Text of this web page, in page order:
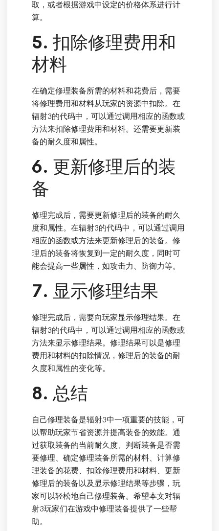
取，或者根据游戏中设定的价格体系进行计
算。
5. 扣除修理费用和
材料
在确定修理装备所需的材料和花费后，需要
将修理费用和材料从玩家的资源中扣除。在
辐射3的代码中，可以通过调用相应的函数或
方法来扣除修理费用和材料。还需要更新装
备的耐久度和属性。
6. 更新修理后的装
备
修理完成后，需要更新修理后的装备的耐久
度和属性。在辐射3的代码中，可以通过调用
相应的函数或方法来更新修理后的装备。修
理后的装备将恢复到一定的耐久度，同时可
能会提高一些属性，如攻击力、防御力等。
7. 显示修理结果
修理完成后，需要向玩家显示修理结果。在
辐射3的代码中，可以通过调用相应的函数或
方法来显示修理结果。修理结果可以是修理
费用和材料的扣除情况，修理后的装备的耐
久度和属性的变化等。
8. 总结
自己修理装备是辐射3中一项重要的技能，可
以帮助玩家节省资源并提高装备的效能。通
过获取装备的当前耐久度、判断装备是否需
要修理、确定修理装备所需的材料、计算修
理装备的花费、扣除修理费用和材料、更新
修理后的装备以及显示修理结果等步骤，玩
家可以轻松地自己修理装备。希望本文对辐
射3玩家们在游戏中修理装备提供了一些帮
助。